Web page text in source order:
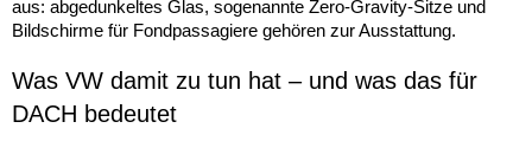
aus: abgedunkeltes Glas, sogenannte Zero-Gravity-Sitze und
Bildschirme für Fondpassagiere gehören zur Ausstattung.
Was VW damit zu tun hat – und was das für
DACH bedeutet